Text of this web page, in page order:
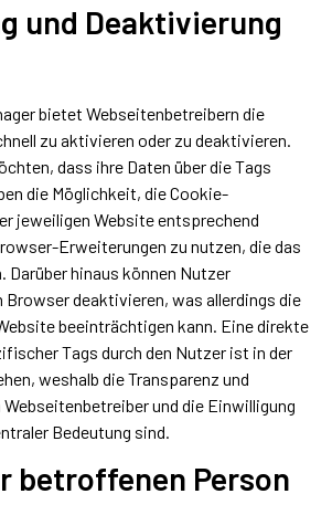
und Deaktivierung
bietet Webseitenbetreibern die
zu aktivieren oder zu deaktivieren.
dass ihre Daten über die Tags
die Möglichkeit, die Cookie-
jeweiligen Website entsprechend
Erweiterungen zu nutzen, die das
Darüber hinaus können Nutzer
deaktivieren, was allerdings die
beeinträchtigen kann. Eine direkte
Tags durch den Nutzer ist in der
weshalb die Transparenz und
und die Einwilligung
Bedeutung sind.
betroffenen Person